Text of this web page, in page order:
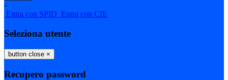
-
Entra con SPID Entra con CIE
Seleziona utente
button close ×
Recupero password